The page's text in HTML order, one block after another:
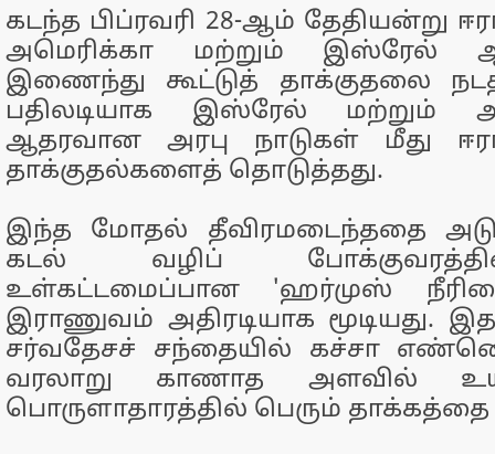
கடந்த பிப்ரவரி 28-ஆம் தேதியன்று
அமெரிக்கா மற்றும் இஸ்ரேல்
இணைந்து கூட்டுத் தாக்குதலை
பதிலடியாக இஸ்ரேல் மற்றும்
ஆதரவான அரபு நாடுகள் மீது
தாக்குதல்களைத் தொடுத்தது.
இந்த மோதல் தீவிரமடைந்ததை
கடல் வழிப்
உள்கட்டமைப்பான 'ஹர்முஸ்
இராணுவம் அதிரடியாக மூடியது.
சர்வதேசச் சந்தையில் கச்சா
வரலாறு காணாத அளவில்
பொருளாதாரத்தில் பெரும் தாக்கத்தை